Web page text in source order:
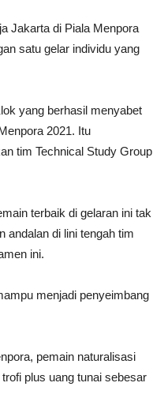
Jakarta di Piala Menpora
satu gelar individu yang
yang berhasil menyabet
2021. Itu
tim Technical Study Group
terbaik di gelaran ini tak
andalan di lini tengah tim
ini.
menjadi penyeimbang
pemain naturalisasi
plus uang tunai sebesar